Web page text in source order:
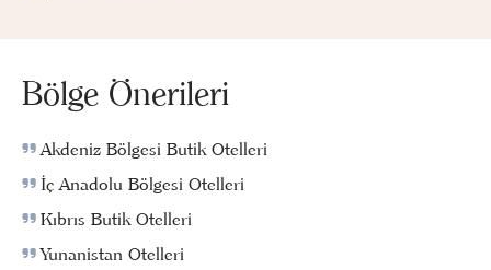
Bölge Önerileri
Akdeniz Bölgesi Butik Otelleri
İç Anadolu Bölgesi Otelleri
Kıbrıs Butik Otelleri
Yunanistan Otelleri